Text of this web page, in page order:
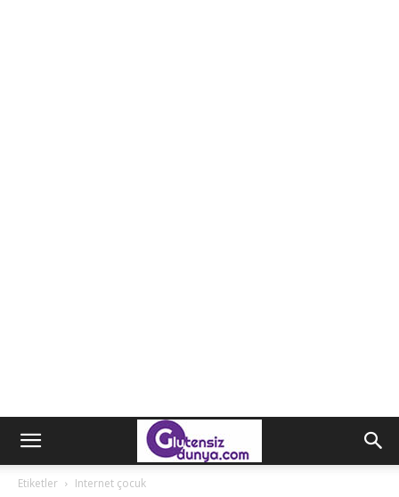
Etiketler Internet çocuk